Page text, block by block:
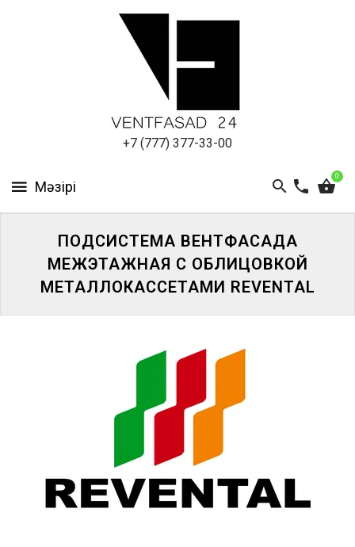
+7 (777) 377-33-00
0
ПАНЕЛИ
ПРОЕКТИРОВАНИЕ
ПОДСИСТЕМА ВЕНТФАСАДА
МЕЖЭТАЖНАЯ С ОБЛИЦОВКОЙ
МЕТАЛЛОКАССЕТАМИ REVENTAL